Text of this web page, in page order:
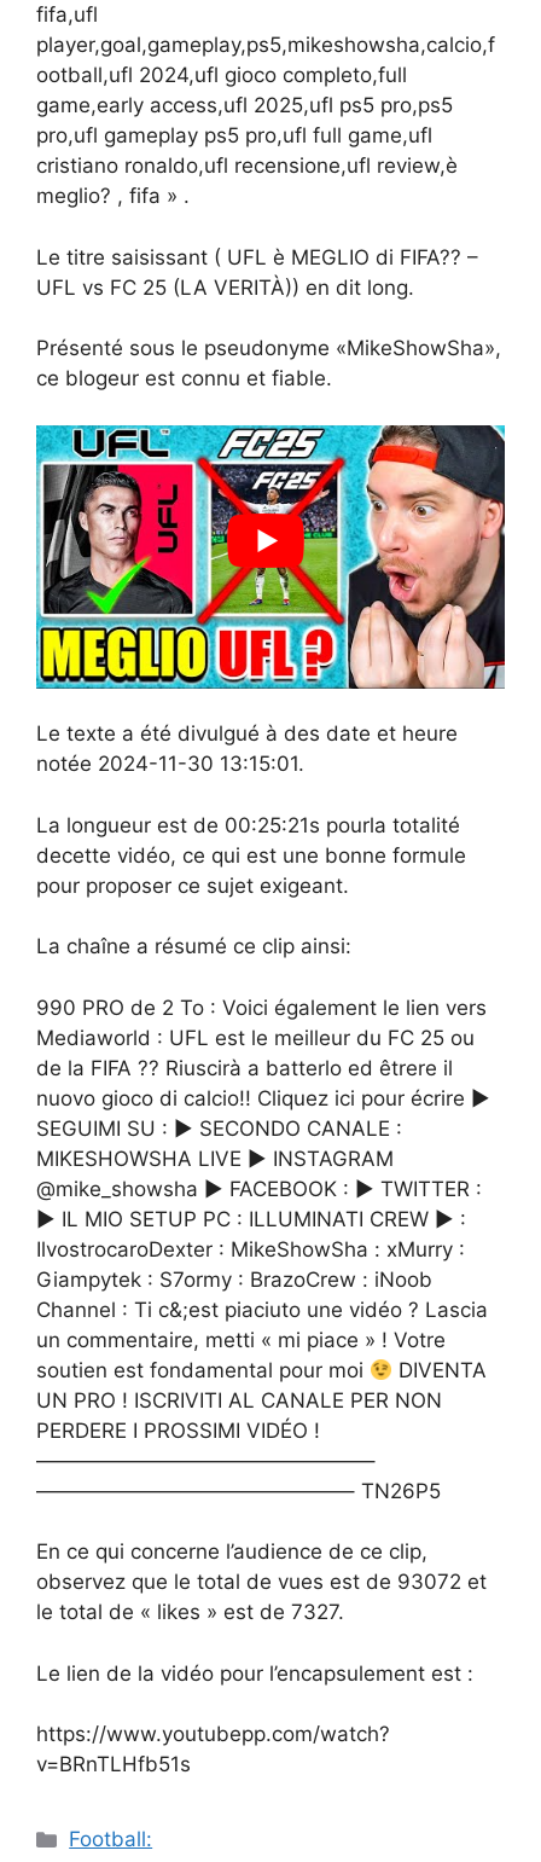
fifa,ufl
player,goal,gameplay,ps5,mikeshowsha,calcio,f
ootball,ufl 2024,ufl gioco completo,full
game,early access,ufl 2025,ufl ps5 pro,ps5
pro,ufl gameplay ps5 pro,ufl full game,ufl
cristiano ronaldo,ufl recensione,ufl review,è
meglio? , fifa » .
Le titre saisissant ( UFL è MEGLIO di FIFA?? –
UFL vs FC 25 (LA VERITÀ)) en dit long.
Présenté sous le pseudonyme «MikeShowSha»,
ce blogeur est connu et fiable.
Le texte a été divulgué à des date et heure
notée 2024-11-30 13:15:01.
La longueur est de 00:25:21s pourla totalité
decette vidéo, ce qui est une bonne formule
pour proposer ce sujet exigeant.
La chaîne a résumé ce clip ainsi:
990 PRO de 2 To : Voici également le lien vers
Mediaworld : UFL est le meilleur du FC 25 ou
de la FIFA ?? Riuscirà a batterlo ed êtrere il
nuovo gioco di calcio!! Cliquez ici pour écrire ►
SEGUIMI SU : ► SECONDO CANALE :
MIKESHOWSHA LIVE ► INSTAGRAM
@mike_showsha ► FACEBOOK : ► TWITTER :
► IL MIO SETUP PC : ILLUMINATI CREW ► :
IlvostrocaroDexter : MikeShowSha : xMurry :
Giampytek : S7ormy : BrazoCrew : iNoob
Channel : Ti c&;est piaciuto une vidéo ? Lascia
un commentaire, metti « mi piace » ! Votre
soutien est fondamental pour moi
DIVENTA
UN PRO ! ISCRIVITI AL CANALE PER NON
PERDERE I PROSSIMI VIDÉO !
————————————————–
———————————————– TN26P5
En ce qui concerne l’audience de ce clip,
observez que le total de vues est de 93072 et
le total de « likes » est de 7327.
Le lien de la vidéo pour l’encapsulement est :
https://www.youtubepp.com/watch?
v=BRnTLHfb51s
Catégories
Football: